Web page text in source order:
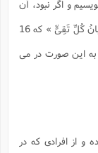
و اگر نبود، آن
كُلِّ تَقِىٍّ »
كه 16
اين صورت در مى
و از افرادى كه در